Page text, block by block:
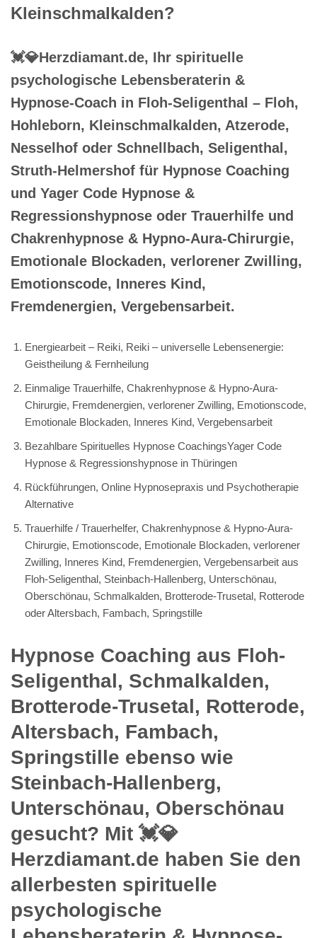
Kleinschmalkalden?
💓️💎Herzdiamant.de, Ihr spirituelle
psychologische Lebensberaterin &
Hypnose-Coach in Floh-Seligenthal – Floh,
Hohleborn, Kleinschmalkalden, Atzerode,
Nesselhof oder Schnellbach, Seligenthal,
Struth-Helmershof für Hypnose Coaching
und Yager Code Hypnose &
Regressionshypnose oder Trauerhilfe und
Chakrenhypnose & Hypno-Aura-Chirurgie,
Emotionale Blockaden, verlorener Zwilling,
Emotionscode, Inneres Kind,
Fremdenergien, Vergebensarbeit.
Energiearbeit – Reiki, Reiki – universelle Lebensenergie:
Geistheilung & Fernheilung
Einmalige Trauerhilfe, Chakrenhypnose & Hypno-Aura-
Chirurgie, Fremdenergien, verlorener Zwilling, Emotionscode,
Emotionale Blockaden, Inneres Kind, Vergebensarbeit
Bezahlbare Spirituelles Hypnose CoachingsYager Code
Hypnose & Regressionshypnose in Thüringen
Rückführungen, Online Hypnosepraxis und Psychotherapie
Alternative
Trauerhilfe / Trauerhelfer, Chakrenhypnose & Hypno-Aura-
Chirurgie, Emotionscode, Emotionale Blockaden, verlorener
Zwilling, Inneres Kind, Fremdenergien, Vergebensarbeit aus
Floh-Seligenthal, Steinbach-Hallenberg, Unterschönau,
Oberschönau, Schmalkalden, Brotterode-Trusetal, Rotterode
oder Altersbach, Fambach, Springstille
Hypnose Coaching aus Floh-
Seligenthal, Schmalkalden,
Brotterode-Trusetal, Rotterode,
Altersbach, Fambach,
Springstille ebenso wie
Steinbach-Hallenberg,
Unterschönau, Oberschönau
gesucht? Mit 💓️💎
Herzdiamant.de haben Sie den
allerbesten spirituelle
psychologische